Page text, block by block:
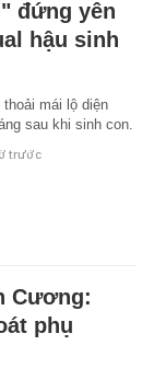
đứng yên
hậu sinh
mái lộ diện
sau khi sinh con.
trước
Cương:
phụ